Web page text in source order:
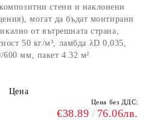
стени и наклонени
могат да бъдат монтирани
от вътрешната страна,
50 кг/м³, ламбда λD 0,035,
600 мм, пакет 4.32 м²
Цена
Цена без ДДС:
€38.89 76.06лв.